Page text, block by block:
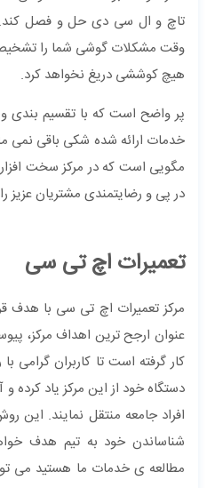
تاچ و ال سی دی حل و فصل کند.
وقت مشکلات گوشی شما را
هیچ کوششی دریغ نخواهد کرد.
پر واضح است که با تقسیم بندی
خدمات ارائه شده شکی باقی نمی
مگویی است که در مرکز سخت
در پی و رضایتمندی مشتریان عزیز
تعمیرات اچ تی سی
مرکز تعمیرات اچ تی سی با هدف
عنوان ارجح ترین اهداف مرکز،
کار گرفته است تا کاربران
دستگاه خود از این مرکز یاد کرده و
افراد جامعه منتقل نمایند. این
شناساندن خود به تیم هدف
مطالعه ی خدمات ما هستید می